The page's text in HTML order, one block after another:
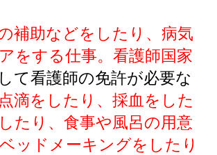
補助などをしたり、病気
をする仕事。看護師国家
て看護師の免許が必要な
点滴をしたり、採血をした
たり、食事や風呂の用意
ッドメーキングをしたり